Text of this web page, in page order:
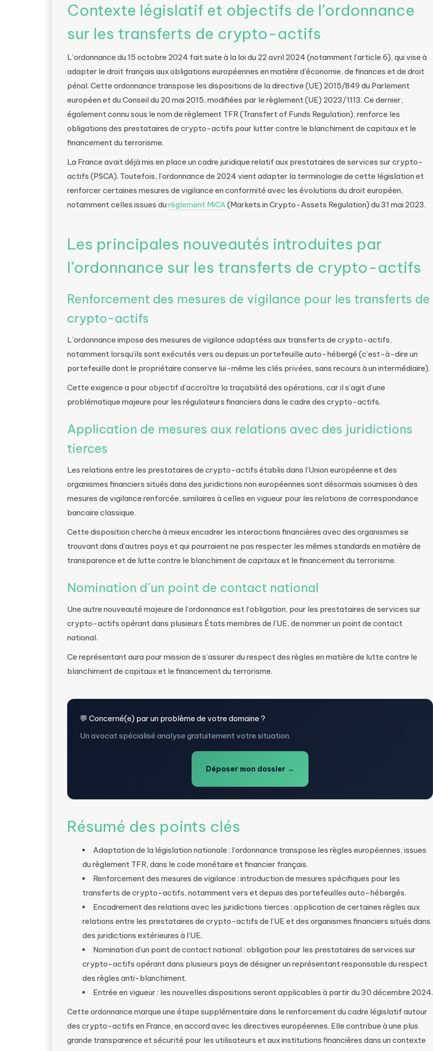
Contexte législatif et objectifs de l’ordonnance
sur les transferts de crypto-actifs
L’ordonnance du 15 octobre 2024 fait suite à la loi du 22 avril 2024 (notamment l’article 6), qui vise à
adapter le droit français aux obligations européennes en matière d’économie, de finances et de droit
pénal. Cette ordonnance transpose les dispositions de la directive (UE) 2015/849 du Parlement
européen et du Conseil du 20 mai 2015, modifiées par le règlement (UE) 2023/1113. Ce dernier,
également connu sous le nom de règlement TFR (Transfert of Funds Regulation), renforce les
obligations des prestataires de crypto-actifs pour lutter contre le blanchiment de capitaux et le
financement du terrorisme.
La France avait déjà mis en place un cadre juridique relatif aux prestataires de services sur crypto-
actifs (PSCA). Toutefois, l’ordonnance de 2024 vient adapter la terminologie de cette législation et
renforcer certaines mesures de vigilance en conformité avec les évolutions du droit européen,
notamment celles issues du règlement MiCA(Markets in Crypto-Assets Regulation) du 31 mai 2023.
Les principales nouveautés introduites par
l’ordonnance sur les transferts de crypto-actifs
Renforcement des mesures de vigilance pour les transferts de
crypto-actifs
L’ordonnance impose des mesures de vigilance adaptées aux transferts de crypto-actifs,
notamment lorsqu’ils sont exécutés vers ou depuis un portefeuille auto-hébergé (c’est-à-dire un
portefeuille dont le propriétaire conserve lui-même les clés privées, sans recours à un intermédiaire).
Cette exigence a pour objectif d’accroître la traçabilité des opérations, car il s’agit d’une
problématique majeure pour les régulateurs financiers dans le cadre des crypto-actifs.
Application de mesures aux relations avec des juridictions
tierces
Les relations entre les prestataires de crypto-actifs établis dans l’Union européenne et des
organismes financiers situés dans des juridictions non européennes sont désormais soumises à des
mesures de vigilance renforcée, similaires à celles en vigueur pour les relations de correspondance
bancaire classique.
Cette disposition cherche à mieux encadrer les interactions financières avec des organismes se
trouvant dans d’autres pays et qui pourraient ne pas respecter les mêmes standards en matière de
transparence et de lutte contre le blanchiment de capitaux et le financement du terrorisme.
Nomination d’un point de contact national
Une autre nouveauté majeure de l’ordonnance est l’obligation, pour les prestataires de services sur
crypto-actifs opérant dans plusieurs États membres de l’UE, de nommer un point de contact
national.
Ce représentant aura pour mission de s’assurer du respect des règles en matière de lutte contre le
blanchiment de capitaux et le financement du terrorisme.
💬 Concerné(e) par un problème de votre domaine ?
Un avocat spécialisé analyse gratuitement votre situation.
Déposer mon dossier →
Résumé des points clés
Adaptation de la législation nationale : l’ordonnance transpose les règles européennes, issues
du règlement TFR, dans le code monétaire et financier français.
Renforcement des mesures de vigilance : introduction de mesures spécifiques pour les
transferts de crypto-actifs, notamment vers et depuis des portefeuilles auto-hébergés.
Encadrement des relations avec les juridictions tierces : application de certaines règles aux
relations entre les prestataires de crypto-actifs de l’UE et des organismes financiers situés dans
des juridictions extérieures à l’UE.
Nomination d’un point de contact national : obligation pour les prestataires de services sur
crypto-actifs opérant dans plusieurs pays de désigner un représentant responsable du respect
des règles anti-blanchiment.
Entrée en vigueur : les nouvelles dispositions seront applicables à partir du 30 décembre 2024.
Cette ordonnance marque une étape supplémentaire dans le renforcement du cadre législatif autour
des crypto-actifs en France, en accord avec les directives européennes. Elle contribue à une plus
grande transparence et sécurité pour les utilisateurs et aux institutions financières dans un contexte